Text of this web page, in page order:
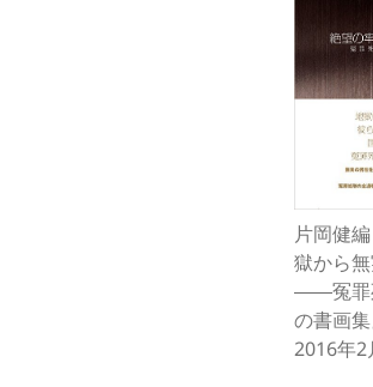
片岡健
獄から
――冤罪
の書画
2016年2